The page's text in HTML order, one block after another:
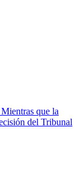
que la
del Tribunal